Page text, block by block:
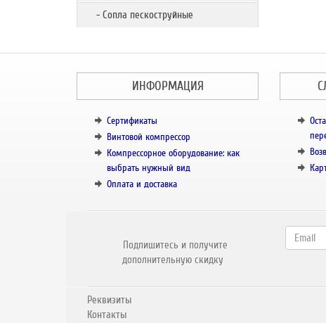
- Сопла пескоструйные
ИНФОРМАЦИЯ
Сертификаты
Винтовой компрессор
Компрессорное оборудование: как
выбрать нужный вид
Оплата и доставка
Подпишитесь и получите
дополнительную скидку
Реквизиты
Контакты